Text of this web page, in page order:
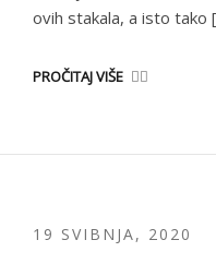
ovih stakala, a isto tako
PROČITAJ VIŠE
19 SVIBNJA, 2020